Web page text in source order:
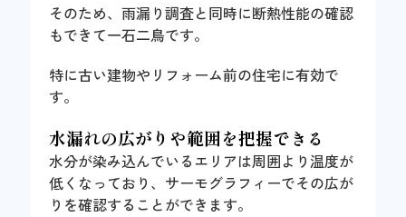
そのため、雨漏り調査と同時に断熱性能の確認
もできて一石二鳥です。
特に古い建物やリフォーム前の住宅に有効で
す。
水漏れの広がりや範囲を把握できる
水分が染み込んでいるエリアは周囲より温度が
低くなっており、サーモグラフィーでその広が
りを確認することができます。